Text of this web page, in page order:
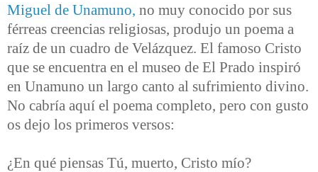
Miguel de Unamuno, no muy conocido por sus
férreas creencias religiosas, produjo un poema a
raíz de un cuadro de Velázquez. El famoso Cristo
que se encuentra en el museo de El Prado inspiró
en Unamuno un largo canto al sufrimiento divino.
No cabría aquí el poema completo, pero con gusto
os dejo los primeros versos:
¿En qué piensas Tú, muerto, Cristo mío?